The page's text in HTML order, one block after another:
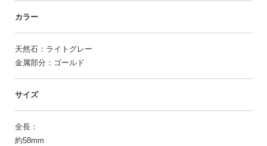
カラー
天然石：ライトグレー
金属部分：ゴールド
サイズ
全長：
約58mm